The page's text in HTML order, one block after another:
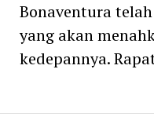
Bonaventura
yang akan
kedepannya.